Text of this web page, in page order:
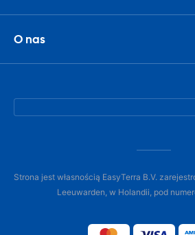
O nas
Strona jest własnością EasyTerra B.V.
Leeuwarden, w Holandii, pod